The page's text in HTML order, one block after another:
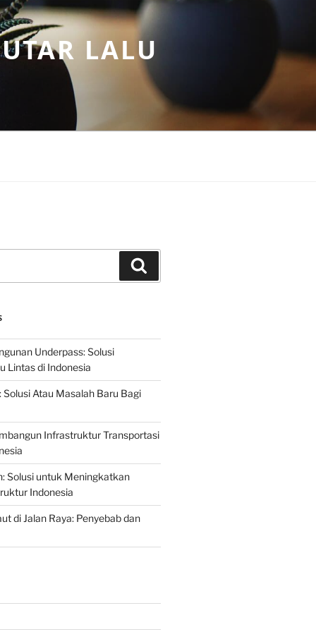
LALU
Underpass: Solusi
Lintas di Indonesia
Solusi Atau Masalah Baru Bagi
Infrastruktur Transportasi
Solusi untuk Meningkatkan
Indonesia
di Jalan Raya: Penyebab dan